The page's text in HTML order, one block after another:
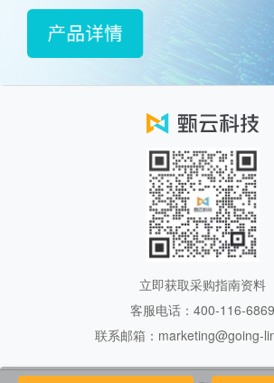
立即获取采购指南资料
客服电话：400-116-6869
联系邮箱：marketing@going-